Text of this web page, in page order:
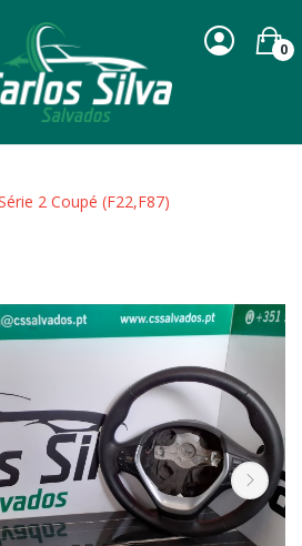
0
2 Coupé (F22,F87)